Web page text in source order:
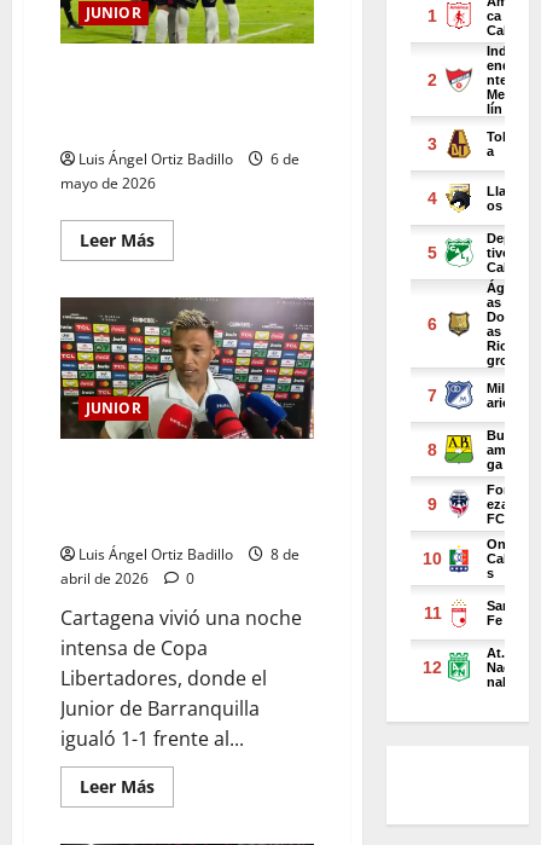
JUNIOR
Luis Ángel Ortiz Badillo
6 de
mayo de 2026
Leer Más
JUNIOR
Luis Ángel Ortiz Badillo
8 de
abril de 2026
0
Cartagena vivió una noche
intensa de Copa
Libertadores, donde el
Junior de Barranquilla
igualó 1-1 frente al...
Leer Más